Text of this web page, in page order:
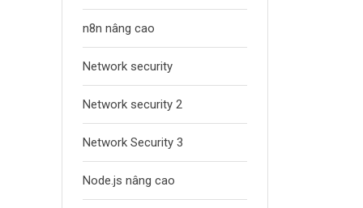
n8n nâng cao
Network security
Network security 2
Network Security 3
Node.js nâng cao